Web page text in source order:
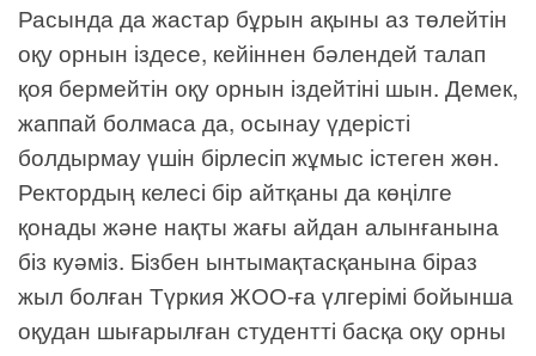
Расында да жастар бұрын ақыны аз төлейтін
оқу орнын іздесе, кейіннен бәлендей талап
қоя бермейтін оқу орнын іздейтіні шын. Демек,
жаппай болмаса да, осынау үдерісті
болдырмау үшін бірлесіп жұмыс істеген жөн.
Ректордың келесі бір айтқаны да көңілге
қонады және нақты жағы айдан алынғанына
біз куәміз. Бізбен ынтымақтасқанына біраз
жыл болған Түркия ЖОО-ға үлгерімі бойынша
оқудан шығарылған студентті басқа оқу орны